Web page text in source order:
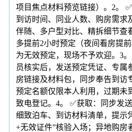
项目焦点材料预览链接）。2。
到访时间、同业人数、购房需求
伴随、多户型对比、精拆细节查
多提前2小时预定（夜间看房提
为无效预定，现场不予欢迎。3
员核实后，发送预定凭证、专属
房链接及材料包，同步奉告到访
预定名额仅限本人利用，过期未
致电登记。4。 ✅获取：同步发
细致泊车、到访材料清单，提示
+无效证件”核验入场；异地购房